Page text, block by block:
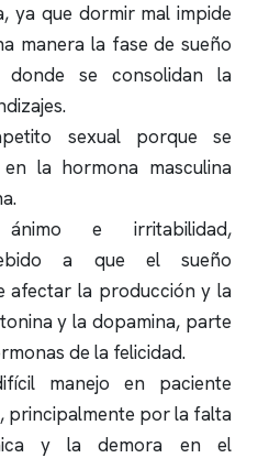
ya que dormir mal impide
manera la fase de sueño
se consolidan la
sexual porque se
la hormona masculina
e irritabilidad,
a que el sueño
afectar la producción y la
y la dopamina, parte
de la felicidad.
manejo en paciente
principalmente por la falta
y la demora en el